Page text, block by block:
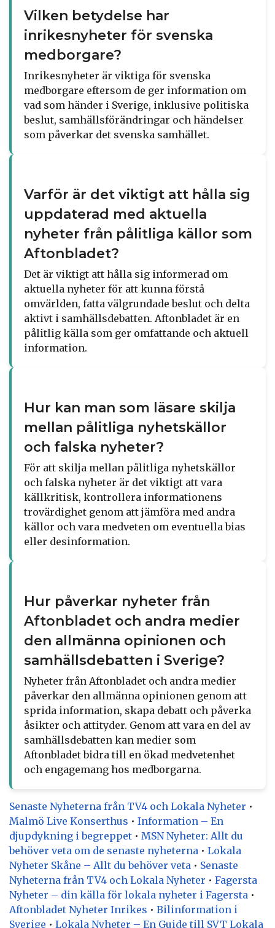
Vilken betydelse har
inrikesnyheter för svenska
medborgare?
Inrikesnyheter är viktiga för svenska
medborgare eftersom de ger information om
vad som händer i Sverige, inklusive politiska
beslut, samhällsförändringar och händelser
som påverkar det svenska samhället.
Varför är det viktigt att hålla sig
uppdaterad med aktuella
nyheter från pålitliga källor som
Aftonbladet?
Det är viktigt att hålla sig informerad om
aktuella nyheter för att kunna förstå
omvärlden, fatta välgrundade beslut och delta
aktivt i samhällsdebatten. Aftonbladet är en
pålitlig källa som ger omfattande och aktuell
information.
Hur kan man som läsare skilja
mellan pålitliga nyhetskällor
och falska nyheter?
För att skilja mellan pålitliga nyhetskällor
och falska nyheter är det viktigt att vara
källkritisk, kontrollera informationens
trovärdighet genom att jämföra med andra
källor och vara medveten om eventuella bias
eller desinformation.
Hur påverkar nyheter från
Aftonbladet och andra medier
den allmänna opinionen och
samhällsdebatten i Sverige?
Nyheter från Aftonbladet och andra medier
påverkar den allmänna opinionen genom att
sprida information, skapa debatt och påverka
åsikter och attityder. Genom att vara en del av
samhällsdebatten kan medier som
Aftonbladet bidra till en ökad medvetenhet
och engagemang hos medborgarna.
Senaste Nyheterna från TV4 och Lokala Nyheter •
Malmö Live Konserthus • Information – En
djupdykning i begreppet • MSN Nyheter: Allt du
behöver veta om de senaste nyheterna • Lokala
Nyheter Skåne – Allt du behöver veta • Senaste
Nyheterna från TV4 och Lokala Nyheter • Fagersta
Nyheter – din källa för lokala nyheter i Fagersta •
Aftonbladet Nyheter Inrikes • Bilinformation i
Sverige • Lokala Nyheter – En Guide till SVT Lokala